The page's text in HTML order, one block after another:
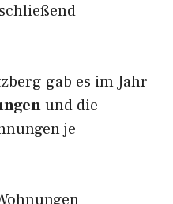
gab es im Jahr
und die
je